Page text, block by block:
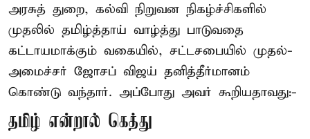
அரசுத் துறை, கல்வி நிறுவன நிகழ்ச்சிகளில்
முதலில் தமிழ்த்தாய் வாழ்த்து பாடுவதை
கட்டாயமாக்கும் வகையில், சட்டசபையில் முதல்-
அமைச்சர் ஜோசப் விஜய் தனித்தீர்மானம்
கொண்டு வந்தார். அப்போது அவர் கூறியதாவது:-
தமிழ் என்றால் கெத்து